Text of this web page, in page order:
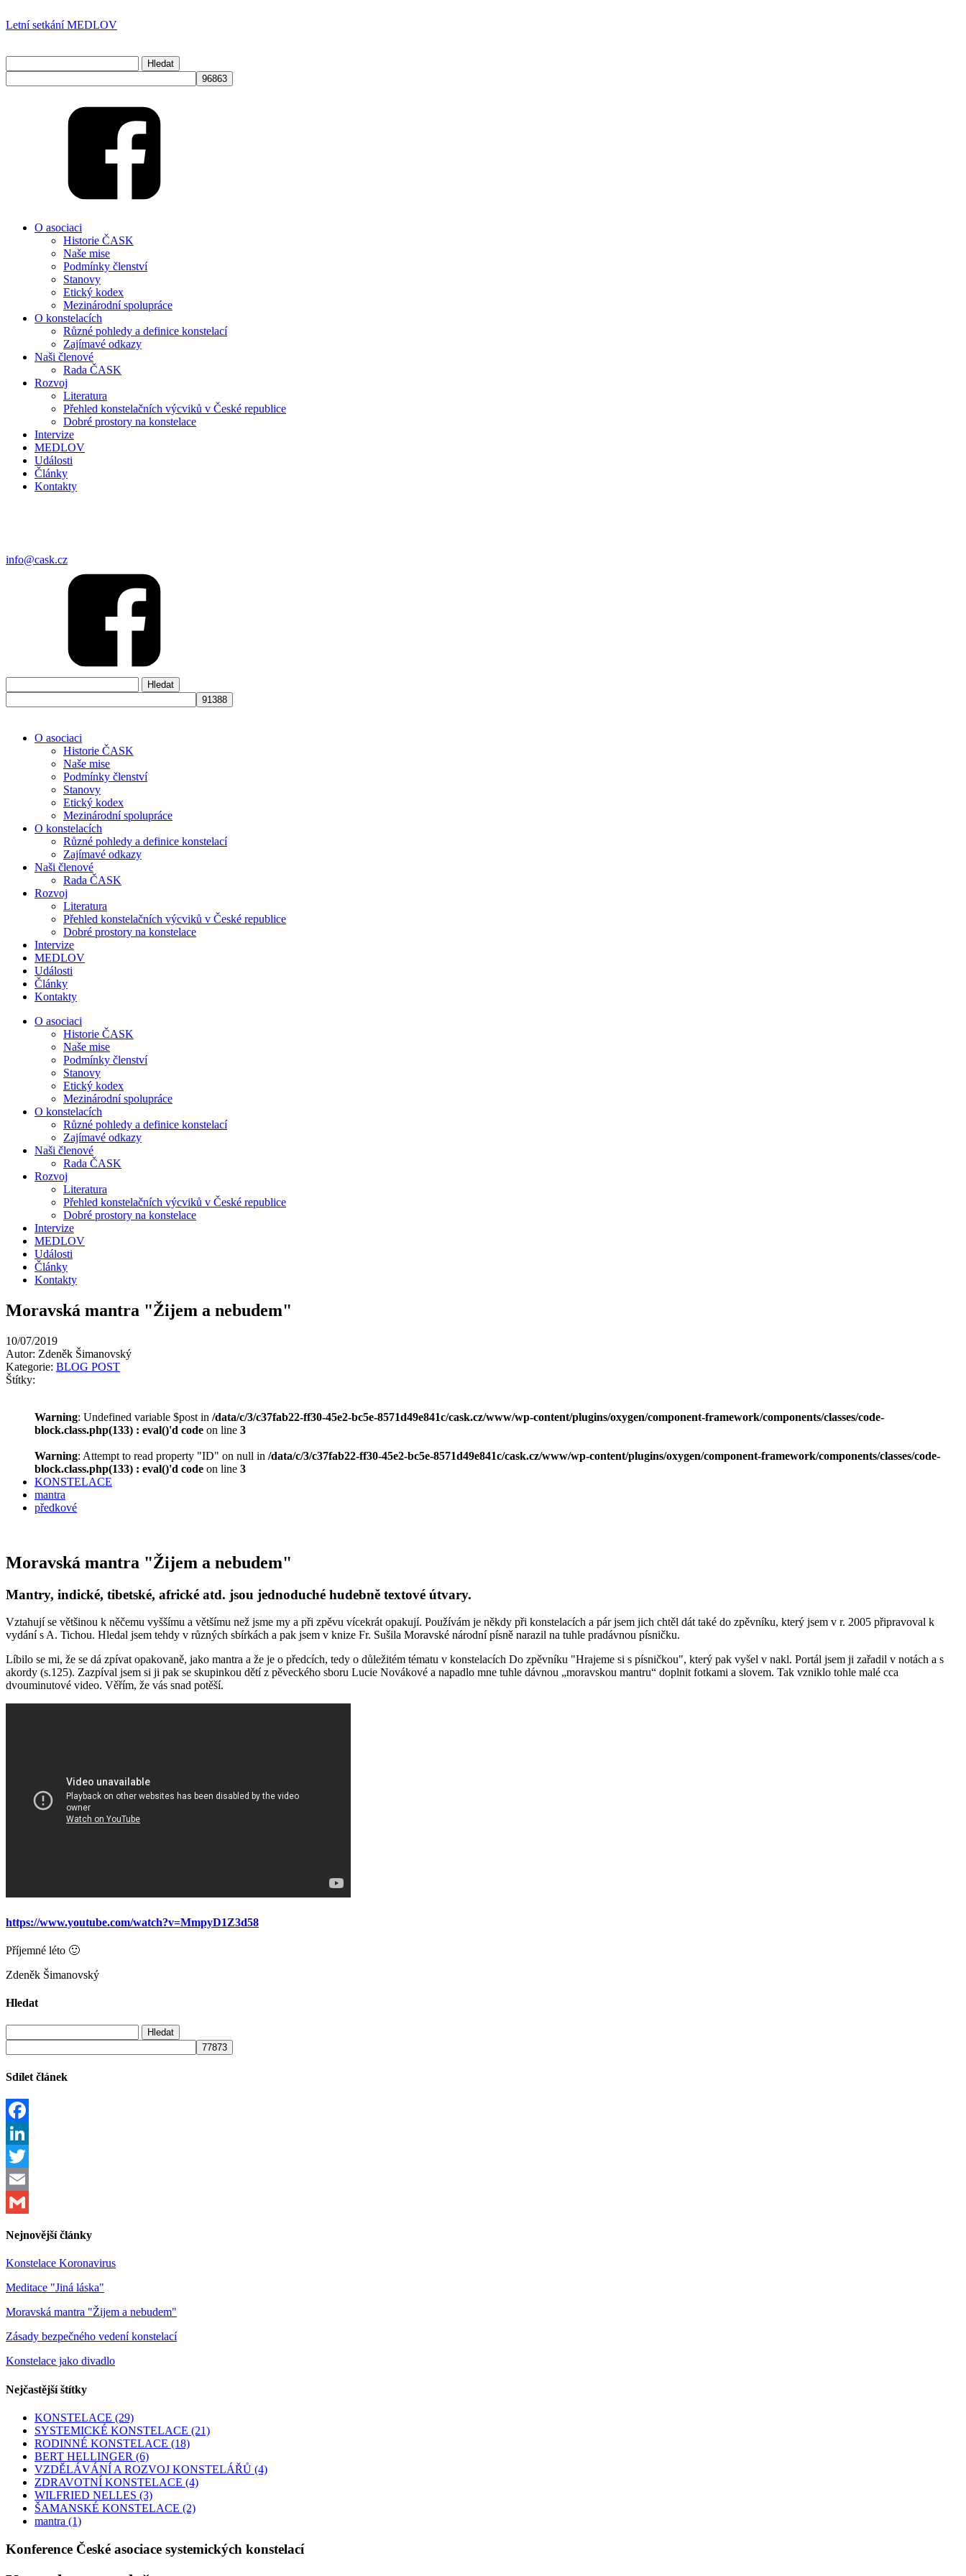
Letní setkání MEDLOV
O asociaci
Historie ČASK
Naše mise
Podmínky členství
Stanovy
Etický kodex
Mezinárodní spolupráce
O konstelacích
Různé pohledy a definice konstelací
Zajímavé odkazy
Naši členové
Rada ČASK
Rozvoj
Literatura
Přehled konstelačních výcviků v České republice
Dobré prostory na konstelace
Intervize
MEDLOV
Události
Články
Kontakty
info@cask.cz
O asociaci
Historie ČASK
Naše mise
Podmínky členství
Stanovy
Etický kodex
Mezinárodní spolupráce
O konstelacích
Různé pohledy a definice konstelací
Zajímavé odkazy
Naši členové
Rada ČASK
Rozvoj
Literatura
Přehled konstelačních výcviků v České republice
Dobré prostory na konstelace
Intervize
MEDLOV
Události
Články
Kontakty
O asociaci
Historie ČASK
Naše mise
Podmínky členství
Stanovy
Etický kodex
Mezinárodní spolupráce
O konstelacích
Různé pohledy a definice konstelací
Zajímavé odkazy
Naši členové
Rada ČASK
Rozvoj
Literatura
Přehled konstelačních výcviků v České republice
Dobré prostory na konstelace
Intervize
MEDLOV
Události
Články
Kontakty
Moravská mantra "Žijem a nebudem"
10/07/2019
Autor: Zdeněk Šimanovský
Kategorie: BLOG POST
Štítky:
Warning: Undefined variable $post in /data/c/3/c37fab22-ff30-45e2-bc5e-8571d49e841c/cask.cz/www/wp-content/plugins/oxygen/component-framework/components/classes/code-
block.class.php(133) : eval()'d code on line 3
Warning: Attempt to read property "ID" on null in /data/c/3/c37fab22-ff30-45e2-bc5e-8571d49e841c/cask.cz/www/wp-content/plugins/oxygen/component-framework/components/classes/code-
block.class.php(133) : eval()'d code on line 3
KONSTELACE
mantra
předkové
Moravská mantra "Žijem a nebudem"
Mantry, indické, tibetské, africké atd. jsou jednoduché hudebně textové útvary.
Vztahují se většinou k něčemu vyššímu a většímu než jsme my a při zpěvu vícekrát opakují. Používám je někdy při konstelacích a pár jsem jich chtěl dát také do zpěvníku, který jsem v r. 2005 připravoval k
vydání s A. Tichou. Hledal jsem tehdy v různých sbírkách a pak jsem v knize Fr. Sušila Moravské národní písně narazil na tuhle pradávnou písničku.
Líbilo se mi, že se dá zpívat opakovaně, jako mantra a že je o předcích, tedy o důležitém tématu v konstelacích Do zpěvníku "Hrajeme si s písničkou", který pak vyšel v nakl. Portál jsem ji zařadil v notách a s
akordy (s.125). Zazpíval jsem si ji pak se skupinkou dětí z pěveckého sboru Lucie Novákové a napadlo mne tuhle dávnou „moravskou mantru“ doplnit fotkami a slovem. Tak vzniklo tohle malé cca
dvouminutové video. Věřím, že vás snad potěší.
https://www.youtube.com/watch?v=MmpyD1Z3d58
Příjemné léto 🙂
Zdeněk Šimanovský
Hledat
Sdílet článek
Facebook
LinkedIn
Twitter
Email
Nejnovější články
Konstelace Koronavirus
Meditace "Jiná láska"
Moravská mantra "Žijem a nebudem"
Zásady bezpečného vedení konstelací
Konstelace jako divadlo
Nejčastější štítky
KONSTELACE (29)
SYSTEMICKÉ KONSTELACE (21)
RODINNÉ KONSTELACE (18)
BERT HELLINGER (6)
VZDĚLÁVÁNÍ A ROZVOJ KONSTELÁŘŮ (4)
ZDRAVOTNÍ KONSTELACE (4)
WILFRIED NELLES (3)
ŠAMANSKÉ KONSTELACE (2)
mantra (1)
Konference České asociace systemických konstelací